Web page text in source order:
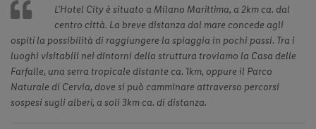
L’Hotel City è situato a Milano Marittima, a 2km ca. dal
centro città. La breve distanza dal mare concede agli
ospiti la possibilità di raggiungere la spiaggia in pochi passi. Tra i
luoghi visitabili nei dintorni della struttura troviamo la Casa delle
Farfalle, una serra tropicale distante ca. 1km, oppure il Parco
Naturale di Cervia, dove si può camminare attraverso percorsi
sospesi sugli alberi, a soli 3km ca. di distanza.